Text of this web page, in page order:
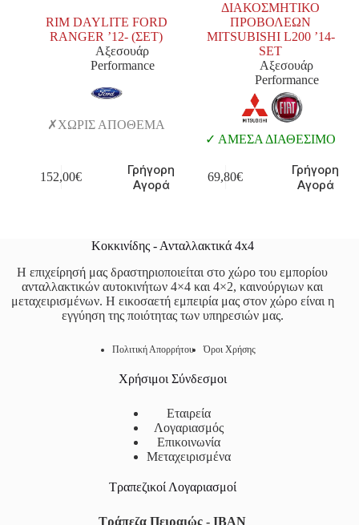
RIM DAYLITE FORD
RANGER ’12- (ΣΕΤ)
Αξεσουάρ
Performance
ΧΩΡΙΣ ΑΠΟΘΕΜΑ
152,00€
Γρήγορη
Αγορά
ΔΙΑΚΟΣΜΗΤΙΚΟ
ΠΡΟΒΟΛΕΩΝ
MITSUBISHI L200 ’14-
SET
Αξεσουάρ
Performance
ΑΜΕΣΑ ΔΙΑΘΕΣΙΜΟ
69,80€
Γρήγορη
Αγορά
Κοκκινίδης - Ανταλλακτικά 4x4
Η επιχείρησή μας δραστηριοποιείται στο χώρο του εμπορίου
ανταλλακτικών αυτοκινήτων 4×4 και 4×2, καινούργιων και
μεταχειρισμένων. Η εικοσαετή εμπειρία μας στον χώρο είναι η
εγγύηση της ποιότητας των υπηρεσιών μας.
Πολιτική Απορρήτου Όροι Χρήσης
Χρήσιμοι Σύνδεσμοι
Εταιρεία
Λογαριασμός
Επικοινωνία
Μεταχειρισμένα
Τραπεζικοί Λογαριασμοί
Τράπεζα Πειραιώς - IBAN